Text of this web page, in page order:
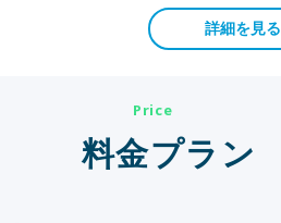
詳細を見る
Price
料金プラン